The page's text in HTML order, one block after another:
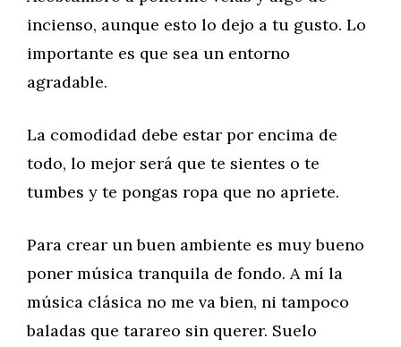
incienso, aunque esto lo dejo a tu gusto. Lo
importante es que sea un entorno
agradable.
La comodidad debe estar por encima de
todo, lo mejor será que te sientes o te
tumbes y te pongas ropa que no apriete.
Para crear un buen ambiente es muy bueno
poner música tranquila de fondo. A mí la
música clásica no me va bien, ni tampoco
baladas que tarareo sin querer. Suelo